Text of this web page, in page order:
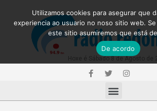
Utilizamos cookies para asegurar que
experiencia ao usuario no noso sitio web.
este sitio asumiremos que está
De acordo